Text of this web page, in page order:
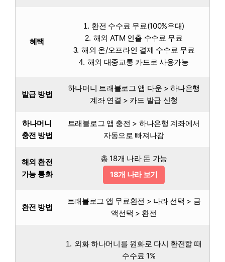
혜택
환전 수수료 무료(100%우대)
해외 ATM 인출 수수료 무료
해외 온/오프라인 결제 수수료 무료
해외 대중교통 카드로 사용가능
발급 방법
하나머니 트래블로그 앱 다운 > 하나은행
계좌 연결 > 카드 발급 신청
하나머니
충전 방법
트래블로그 앱 충전 > 하나은행 계좌에서
자동으로 빠져나감
해외 환전
가능 통화
총 18개 나라 돈 가능
18개 나라 보기
환전 방법
트래블로그 앱 무료환전 > 나라 선택 > 금
액선택 > 환전
외화 하나머니를 원화로 다시 환전할 때
수수료 1%